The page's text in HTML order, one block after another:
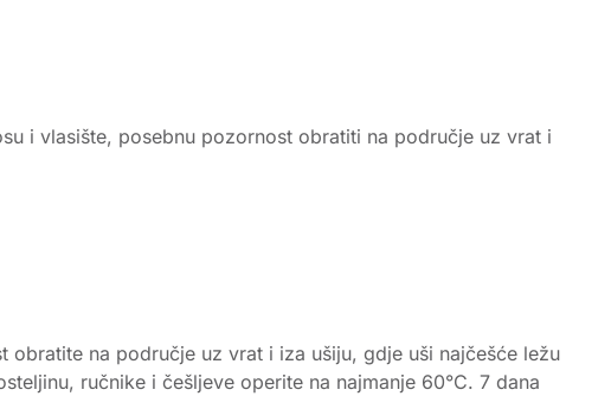
i vlasište, posebnu pozornost obratiti na područje uz vrat i
obratite na područje uz vrat i iza ušiju, gdje uši najčešće ležu
ručnike i češljeve operite na najmanje 60°C. 7 dana